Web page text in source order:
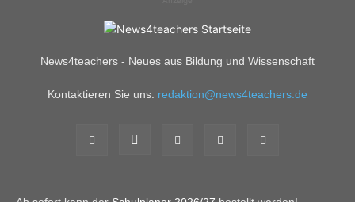
News4teachers - Neues aus Bildung und Wissenschaft
Kontaktieren Sie uns: redaktion@news4teachers.de